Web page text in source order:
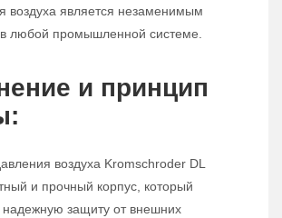
воздуха является незаменимым
любой промышленной системе.
и принцип
воздуха Kromschroder DL
и прочный корпус, который
надежную защиту от внешних